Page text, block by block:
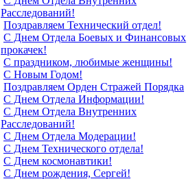
Расследований!
Поздравляем Технический отдел!
С Днем Отдела Боевых и Финансовых
прокачек!
С праздником, любимые женщины!
С Новым Годом!
Поздравляем Орден Стражей Порядка
С Днем Отдела Информации!
С Днем Отдела Внутренних
Расследований!
С Днем Отдела Модерации!
С Днем Технического отдела!
С Днем космонавтики!
С Днем рождения, Сергей!